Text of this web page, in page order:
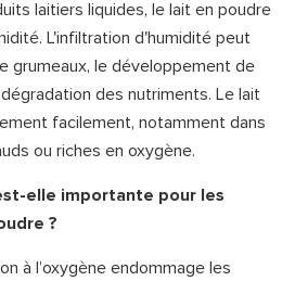
laitiers liquides, le lait en poudre
L'infiltration d'humidité peut
grumeaux, le développement de
des nutriments. Le lait
facilement, notamment dans
ou riches en oxygène.
elle importante pour les
?
à l’oxygène endommage les